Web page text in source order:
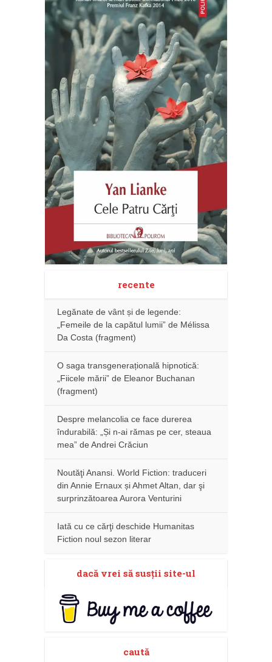
recente
Legănate de vânt și de legende:
„Femeile de la capătul lumii” de Mélissa
Da Costa (fragment)
O saga transgenerațională hipnotică:
„Fiicele mării” de Eleanor Buchanan
(fragment)
Despre melancolia ce face durerea
îndurabilă: „Și n-ai rămas pe cer, steaua
mea” de Andrei Crăciun
Noutăţi Anansi. World Fiction: traduceri
din Annie Ernaux și Ahmet Altan, dar şi
surprinzătoarea Aurora Venturini
Iată cu ce cărţi deschide Humanitas
Fiction noul sezon literar
dacă vrei să susţii site-ul
caută